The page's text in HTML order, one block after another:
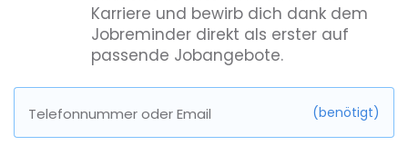
Karriere und bewirb dich dank dem
Jobreminder direkt als erster auf
passende Jobangebote.
Telefonnummer oder Email (benötigt)